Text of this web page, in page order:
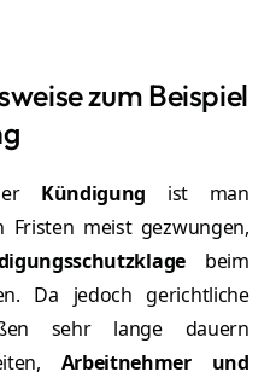
zum Beispiel
Kündigung ist man
meist gezwungen,
beim
Da jedoch gerichtliche
sehr lange dauern
Arbeitnehmer und